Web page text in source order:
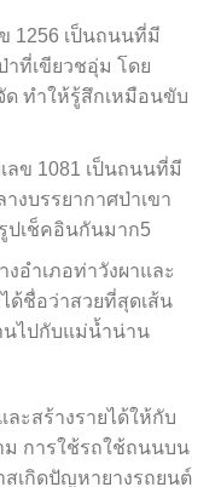
1256 เป็นถนนที่มี
ที่เขียวชอุ่ม โดย
ทำให้รู้สึกเหมือนขับ
ลข 1081 เป็นถนนที่มี
งบรรยากาศป่าเขา
ปเช็คอินกันมาก5
อำเภอท่าวังผาและ
ด้ชื่อว่าสวยที่สุดเส้น
นไปกับแม่น้ำน่าน
ะสร้างรายได้ให้กับ
ม การใช้รถใช้ถนนบน
สเกิดปัญหายางรถยนต์